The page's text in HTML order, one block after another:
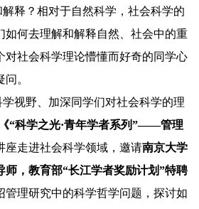
释？相对于自然科学，社会科学的
如何去理解和解释自然、社会中的重
对社会科学理论懵懂而好奇的同学心
。
视野、加深同学们对社会科学的理
《“科学之光·青年学者系列”——管理
座走进社会科学领域，邀请南京大学
师，教育部“长江学者奖励计划”特聘
管理研究中的科学哲学问题，探讨如